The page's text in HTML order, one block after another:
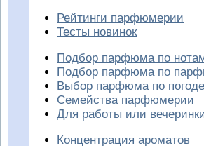
Рейтинги парфюмерии
Тесты новинок
Подбор парфюма по
Подбор парфюма по
Выбор парфюма по погоде
Семейства парфюмерии
Для работы или
Концентрация ароматов